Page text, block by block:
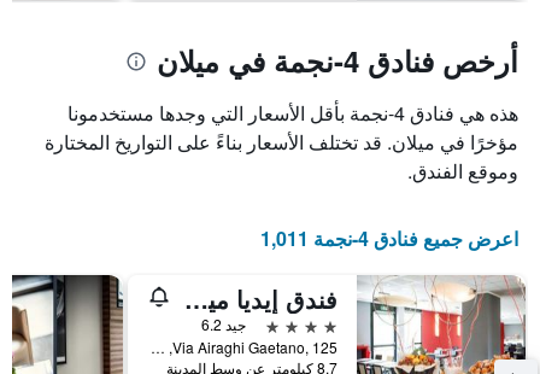
أرخص فنادق 4-نجمة في ميلان
هذه هي فنادق 4-نجمة بأقل الأسعار التي وجدها مستخدمونا
مؤخرًا في ميلان. قد تختلف الأسعار بناءً على التواريخ المختارة
وموقع الفندق.
اعرض جميع فنادق 4-نجمة 1,011
فندق إيديا ميلانو سان سيرو
4 نجوم
جيد 6.2
Via Airaghi Gaetano, 125, ميلان, مقاطعة ميلانو, إيطاليا
8.7 كيلومتر عن وسط المدينة